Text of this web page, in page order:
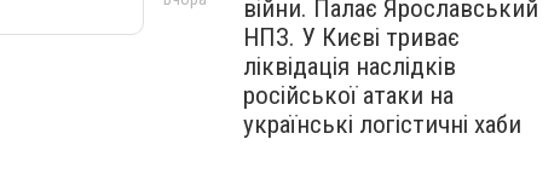
війни. Палає Ярославський
НПЗ. У Києві триває
ліквідація наслідків
російської атаки на
українські логістичні хаби